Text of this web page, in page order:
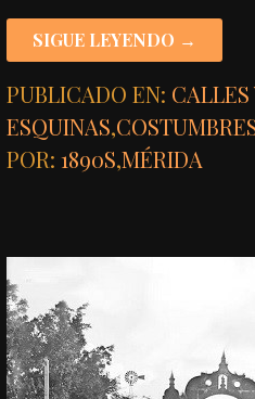
SIGUE LEYENDO →
PUBLICADO EN: CALLES
ESQUINAS,
POR:1890S,MÉRIDA